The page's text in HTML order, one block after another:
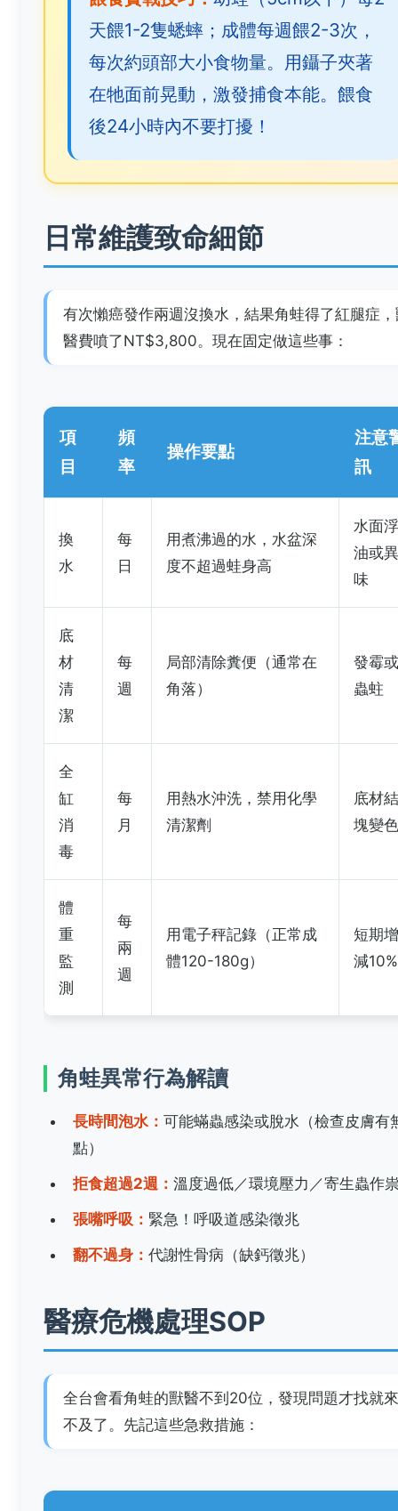
天餵1-2隻蟋蟀；成體每週餵2-3次，
每次約頭部大小食物量。用鑷子夾著
在牠面前晃動，激發捕食本能。餵食
後24小時內不要打擾！
日常維護致命細節
有次懶癌發作兩週沒換水，結果角蛙得了紅腿症
醫費噴了NT$3,800。現在固定做這些事：
項
目
頻
率
操作要點
注意
訊
換
水
每
日
用煮沸過的水，水盆深
度不超過蛙身高
水面浮
油或異
味
底
材
清
潔
每
週
局部清除糞便（通常在
角落）
發霉或
蟲蛀
全
缸
消
毒
每
月
用熱水沖洗，禁用化學
清潔劑
底材結
塊變色
體
重
監
測
每
兩
週
用電子秤記錄（正常成
體120-180g）
短期增
減10%
角蛙異常行為解讀
長時間泡水： 可能蟎蟲感染或脫水（檢查皮膚有
點）
拒食超過2週： 溫度過低／環境壓力／寄生蟲作
張嘴呼吸： 緊急！呼吸道感染徵兆
翻不過身： 代謝性骨病（缺鈣徵兆）
醫療危機處理SOP
全台會看角蛙的獸醫不到20位，發現問題才找就來
不及了。先記這些急救措施：